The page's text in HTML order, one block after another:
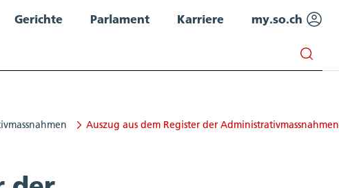
Gerichte Parlament Karriere my.so.ch
Auszug aus dem Register der Administrativmassnahmen